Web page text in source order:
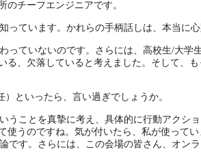
のチーフエンジニアです。
っています。かれらの手柄話しは、本当に心
っていないのです。さらには、高校生/大学
る、欠落していると考えました。そして、
といったら、言い過ぎでしょうか。
うことを真摯に考え、具体的に行動アクシ
使うのですね。気が付いたら、私が使って
です。さらには、この会場の皆さん、オン